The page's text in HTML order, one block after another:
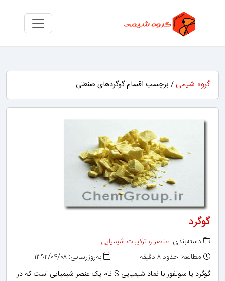
گروه شیمی / برچسب اقسام گوگردهای صنعتی
گوگرد
دسته‌بندی: عناصر و ترکیبات شیمیایی
مطالعه: حدود ۸ دقیقه
به‌روزرسانی: ۱۳۹۲/۰۴/۰۸
گوگرد یا سولفور با نماد شیمیایی S نام یک عنصر شیمیایی است که در